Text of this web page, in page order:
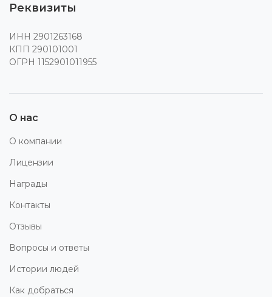
Реквизиты
ИНН 2901263168
КПП 290101001
ОГРН 1152901011955
О нас
О компании
Лицензии
Награды
Контакты
Отзывы
Вопросы и ответы
Истории людей
Как добраться